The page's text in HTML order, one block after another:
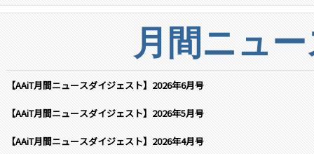
月間ニュ
【AAiT月間ニュースダイジェスト】2026年6月号
【AAiT月間ニュースダイジェスト】2026年5月号
【AAiT月間ニュースダイジェスト】2026年4月号